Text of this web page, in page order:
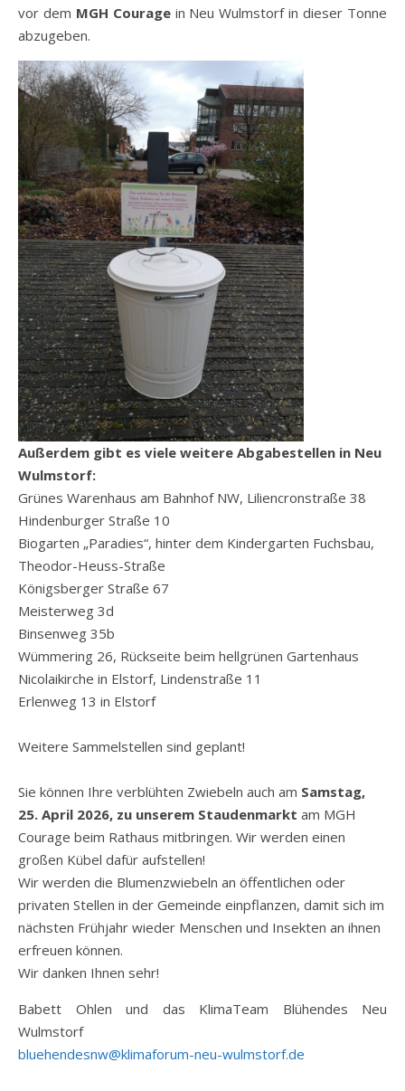
vor dem MGH Couragein Neu Wulmstorf in dieser Tonne
abzugeben.
Außerdem gibt es viele weitere Abgabestellen in Neu
Wulmstorf:
Grünes Warenhaus am Bahnhof NW, Liliencronstraße 38
Hindenburger Straße 10
Biogarten „Paradies“, hinter dem Kindergarten Fuchsbau,
Theodor-Heuss-Straße
Königsberger Straße 67
Meisterweg 3d
Binsenweg 35b
Wümmering 26, Rückseite beim hellgrünen Gartenhaus
Nicolaikirche in Elstorf, Lindenstraße 11
Erlenweg 13 in Elstorf
Weitere Sammelstellen sind geplant!
Sie können Ihre verblühten Zwiebeln auch am Samstag,
25. April 2026, zu unserem Staudenmarkt am MGH
Courage beim Rathaus mitbringen. Wir werden einen
großen Kübel dafür aufstellen!
Wir werden die Blumenzwiebeln an öffentlichen oder
privaten Stellen in der Gemeinde einpflanzen, damit sich im
nächsten Frühjahr wieder Menschen und Insekten an ihnen
erfreuen können.
Wir danken Ihnen sehr!
Babett Ohlen und das KlimaTeam Blühendes Neu
Wulmstorf
ed.fr
otsml
uw-ue
n-mur
ofami
lk@wn
sedne
heulb